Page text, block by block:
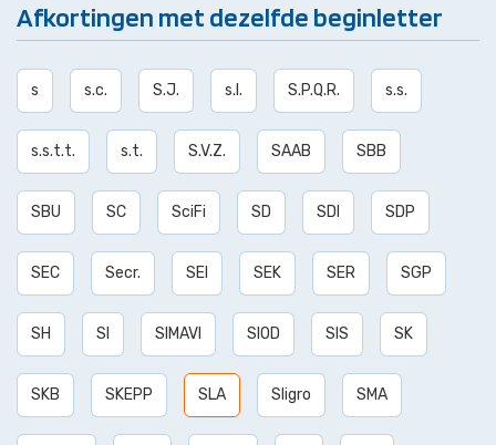
Afkortingen met dezelfde beginletter
s s.c. S.J. s.l. S.P.Q.R. s.s.
s.s.t.t. s.t. S.V.Z. SAAB SBB
SBU SC SciFi SD SDI SDP
SEC Secr. SEI SEK SER SGP
SH SI SIMAVI SIOD SIS SK
SKB SKEPP SLA Sligro SMA